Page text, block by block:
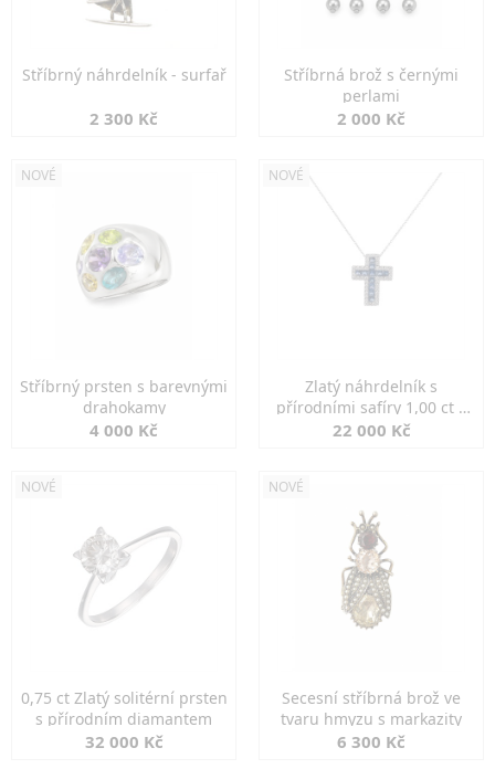
Stříbrný náhrdelník - surfař
2 300 Kč
Stříbrná brož s černými
perlami
2 000 Kč
NOVÉ
Stříbrný prsten s barevnými
drahokamy
4 000 Kč
NOVÉ
Zlatý náhrdelník s
přírodními safíry 1,00 ct a
diamanty
22 000 Kč
NOVÉ
0,75 ct Zlatý solitérní prsten
s přírodním diamantem
32 000 Kč
NOVÉ
Secesní stříbrná brož ve
tvaru hmyzu s markazity
6 300 Kč